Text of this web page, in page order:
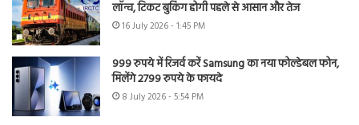
लॉन्च, टिकट बुकिंग होगी पहले से आसान और तेज
16 July 2026 - 1:45 PM
999 रुपये में रिजर्व करें Samsung का नया फोल्डेबल फोन,
मिलेंगे 2799 रुपये के फायदे
8 July 2026 - 5:54 PM